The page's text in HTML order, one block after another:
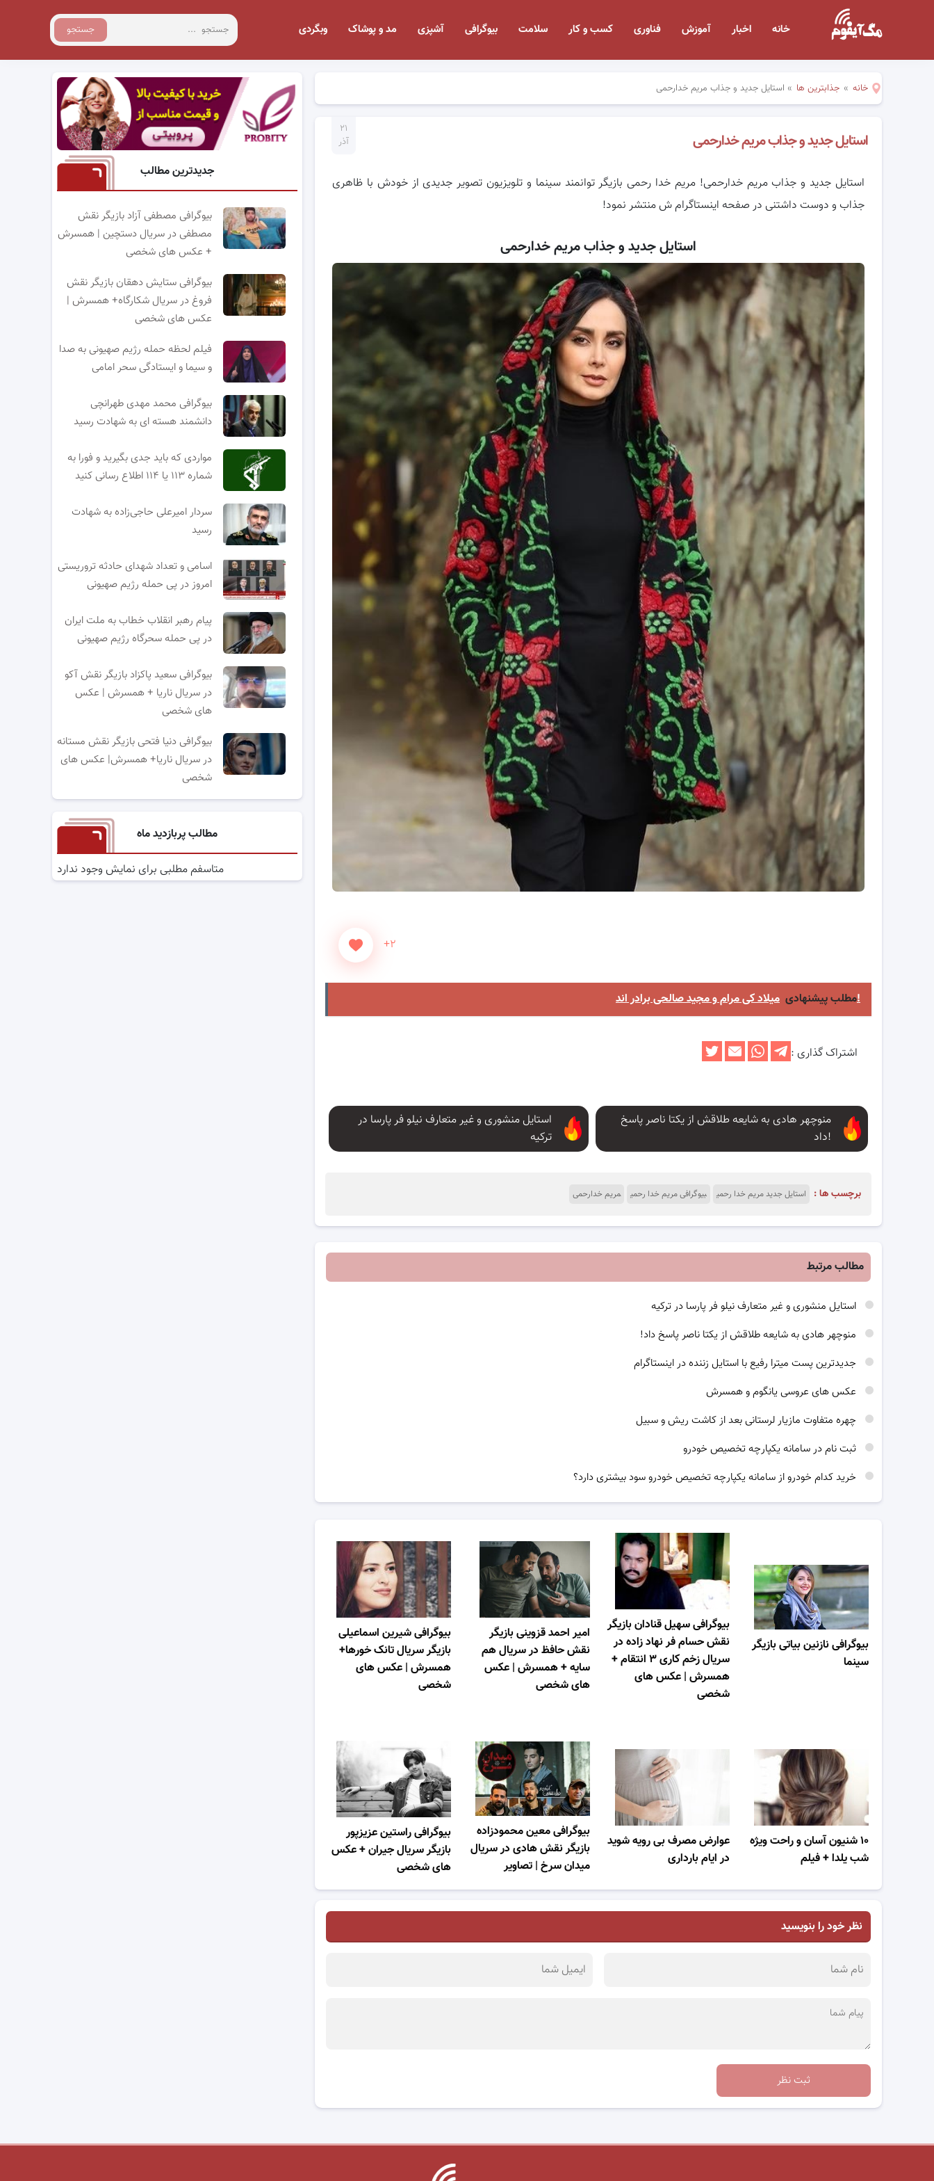
جستجو خانه اخبار آموزش فناوری کسب و کار سلامت بیوگرافی آشپزی مد و پوشاک وبگردی
خانه » جذابترین ها » استایل جدید و جذاب مریم خدارحمی
۲۱
آذر
استایل جدید و جذاب مریم خدارحمی
استایل جدید و جذاب مریم خدارحمی! مریم خدا رحمی بازیگر توانمند سینما و تلویزیون تصویر جدیدی از خودش با ظاهری
جذاب و دوست داشتنی در صفحه اینستاگرام ش منتشر نمود!
استایل جدید و جذاب مریم خدارحمی
+۲
مطلب پیشنهادیمیلاد کی مرام و مجید صالحی برادر اند!
اشتراک گذاری :
استایل منشوری و غیر متعارف نیلو فر پارسا در
ترکیه
منوچهر هادی به شایعه طلاقش از یکتا ناصر پاسخ
داد!
برچسب ها : استایل جدید مریم خدا رحمی بیوگرافی مریم خدا رحمی مریم خدارحمی
مطالب مرتبط
استایل منشوری و غیر متعارف نیلو فر پارسا در ترکیه
منوچهر هادی به شایعه طلاقش از یکتا ناصر پاسخ داد!
جدیدترین پست میترا رفیع با استایل زننده در اینستاگرام
عکس های عروسی یانگوم و همسرش
چهره متفاوت مازیار لرستانی بعد از کاشت ریش و سبیل
ثبت نام در سامانه یکپارچه تخصیص خودرو
خرید کدام خودرو از سامانه یکپارچه تخصیص خودرو سود بیشتری دارد؟
بیوگرافی شیرین اسماعیلی
بازیگر سریال تانک خورها+
همسرش | عکس های
شخصی
امیر احمد قزوینی بازیگر
نقش حافظ در سریال هم
سایه + همسرش | عکس
های شخصی
بیوگرافی سهیل قنادان بازیگر
نقش حسام فر نهاد زاده در
سریال زخم کاری ۳ انتقام +
همسرش | عکس های
شخصی
بیوگرافی نازنین بیاتی بازیگر
سینما
بیوگرافی راستین عزیزپور
بازیگر سریال جیران + عکس
های شخصی
بیوگرافی معین محمودزاده
بازیگر نقش هادی در سریال
میدان سرخ | تصاویر
عوارض مصرف بی رویه شوید
در ایام بارداری
۱۰ شنیون آسان و راحت ویژه
شب یلدا + فیلم
جدیدترین مطالب
بیوگرافی مصطفی آزاد بازیگر نقش
مصطفی در سریال دستچین | همسرش
+ عکس های شخصی
بیوگرافی ستایش دهقان بازیگر نقش
فروغ در سریال شکارگاه+ همسرش |
عکس های شخصی
فیلم لحظه حمله رژیم صهیونی به صدا
و سیما و ایستادگی سحر امامی
بیوگرافی محمد مهدی طهرانچی
دانشمند هسته ای به شهادت رسید
مواردی که باید جدی بگیرید و فورا به
شماره ۱۱۳ یا ۱۱۴ اطلاع رسانی کنید
سردار امیرعلی حاجی‌زاده به شهادت
رسید
اسامی و تعداد شهدای حادثه تروریستی
امروز در پی حمله رژیم صهیونی
پیام رهبر انقلاب خطاب به ملت ایران
در پی حمله سحرگاه رژیم صهیونی
بیوگرافی سعید پاکزاد بازیگر نقش آکو
در سریال ناریا + همسرش | عکس
های شخصی
بیوگرافی دنیا فتحی بازیگر نقش مستانه
در سریال ناریا+ همسرش| عکس های
شخصی
مطالب پربازدید ماه
متاسفم مطلبی برای نمایش وجود ندارد
نظر خود را بنویسید
ثبت نظر